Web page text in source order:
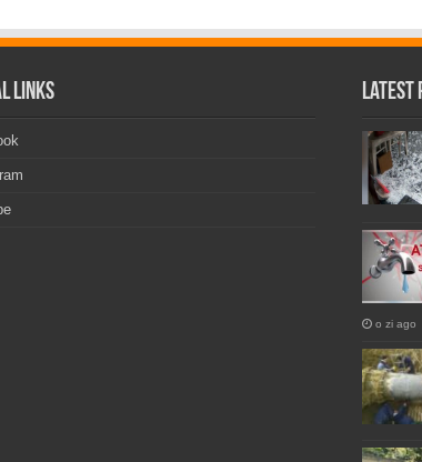
Links Latest
o zi ago